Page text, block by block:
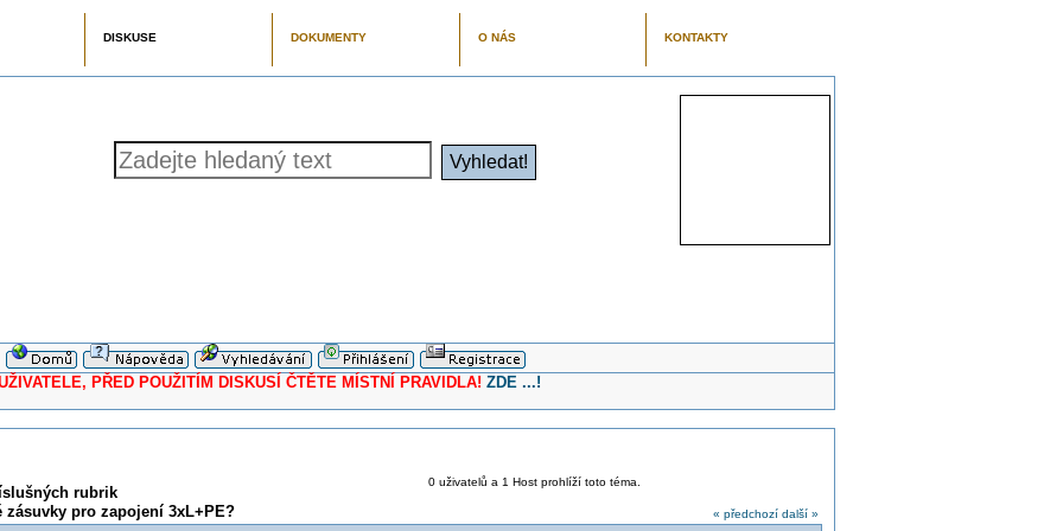
DISKUSE DOKUMENTY O NÁS KONTAKTY
PŘED POUŽITÍM DISKUSÍ ČTĚTE MÍSTNÍ PRAVIDLA! ZDE ...!
rubrik
pro zapojení 3xL+PE?
0 uživatelů a 1 Host prohlíží toto téma.
« předchozí další »